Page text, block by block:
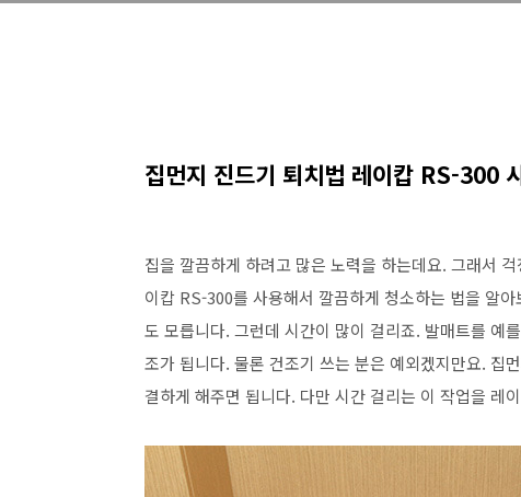
집먼지 진드기 퇴치법 레이캅 RS-300
집을 깔끔하게 하려고 많은 노력을 하는데요. 그래서
이캅 RS-300를 사용해서 깔끔하게 청소하는 법을 알
도 모릅니다. 그런데 시간이 많이 걸리죠. 발매트를 예
조가 됩니다. 물론 건조기 쓰는 분은 예외겠지만요. 집
결하게 해주면 됩니다. 다만 시간 걸리는 이 작업을 레